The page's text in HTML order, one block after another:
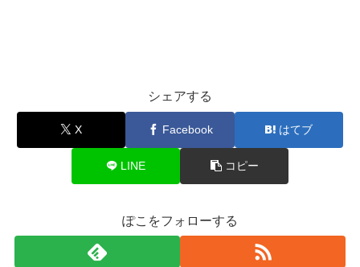
シェアする
X Facebook はてブ
LINE コピー
ぽこをフォローする